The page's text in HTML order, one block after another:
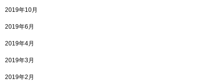
2019年10月
2019年6月
2019年4月
2019年3月
2019年2月